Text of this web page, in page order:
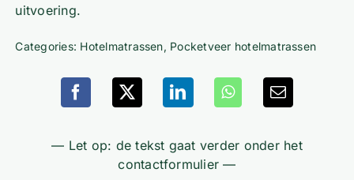
uitvoering.
Categories: Hotelmatrassen, Pocketveer hotelmatrassen
— Let op: de tekst gaat verder onder het
contactformulier —